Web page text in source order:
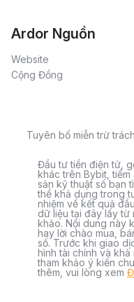
Ardor Nguồn
Website
Cộng Đồng
Tuyên bố miễn trừ
Đầu tư tiền điện tử,
khác trên Bybit, tiềm
sản kỹ thuật số bạn
thể khả dụng trong
nhiệm về kết quả
dữ liệu tại đây lấy từ
khảo. Nội dung này
hay lời chào mua,
số. Trước khi giao
hình tài chính và
tham khảo ý kiến
thêm, vui lòng xem